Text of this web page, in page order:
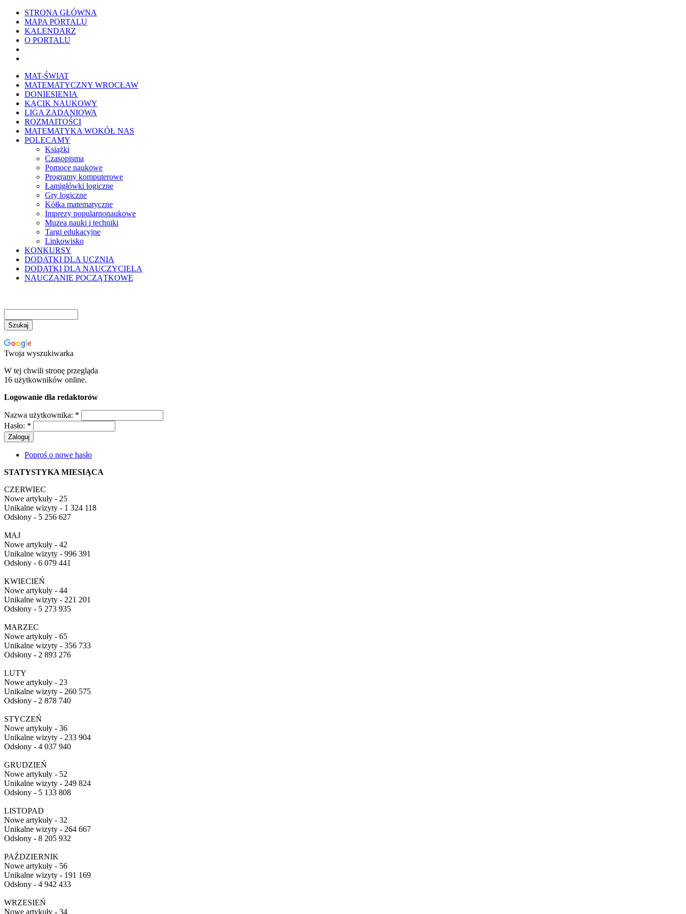
STRONA GŁÓWNA
MAPA PORTALU
KALENDARZ
O PORTALU
MAT-ŚWIAT
MATEMATYCZNY WROCŁAW
DONIESIENIA
KĄCIK NAUKOWY
LIGA ZADANIOWA
ROZMAITOŚCI
MATEMATYKA WOKÓŁ NAS
POLECAMY
Książki
Czasopisma
Pomoce naukowe
Programy komputerowe
Łamigłówki logiczne
Gry logiczne
Kółka matematyczne
Imprezy popularnonaukowe
Muzea nauki i techniki
Targi edukacyjne
Linkowisko
KONKURSY
DODATKI DLA UCZNIA
DODATKI DLA NAUCZYCIELA
NAUCZANIE POCZĄTKOWE
Twoja wyszukiwarka
W tej chwili stronę przegląda
16 użytkowników online.
Logowanie dla redaktorów
Nazwa użytkownika: *
Hasło: *
Poproś o nowe hasło
STATYSTYKA MIESIĄCA
CZERWIEC
Nowe artykuły - 25
Unikalne wizyty - 1 324 118
Odsłony - 5 256 627
MAJ
Nowe artykuły - 42
Unikalne wizyty - 996 391
Odsłony - 6 079 441
KWIECIEŃ
Nowe artykuły - 44
Unikalne wizyty - 221 201
Odsłony - 5 273 935
MARZEC
Nowe artykuły - 65
Unikalne wizyty - 356 733
Odsłony - 2 893 276
LUTY
Nowe artykuły - 23
Unikalne wizyty - 260 575
Odsłony - 2 878 740
STYCZEŃ
Nowe artykuły - 36
Unikalne wizyty - 233 904
Odsłony - 4 037 940
GRUDZIEŃ
Nowe artykuły - 52
Unikalne wizyty - 249 824
Odsłony - 5 133 808
LISTOPAD
Nowe artykuły - 32
Unikalne wizyty - 264 667
Odsłony - 8 205 932
PAŹDZIERNIK
Nowe artykuły - 56
Unikalne wizyty - 191 169
Odsłony - 4 942 433
WRZESIEŃ
Nowe artykuły - 34